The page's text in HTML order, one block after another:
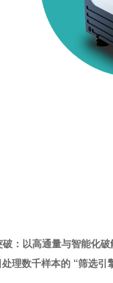
：以高通量与智能化破
理数千样本的 “筛选引